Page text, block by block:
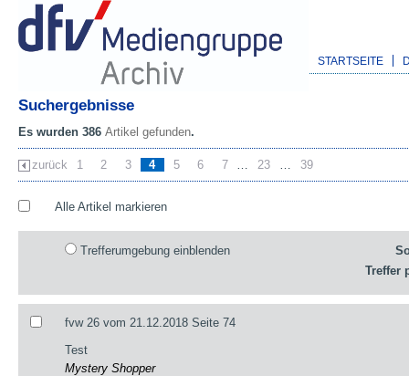
STARTSEITE
Suchergebnisse
Es wurden 386 Artikel gefunden.
zurück 1 2 3 4 5 6 7 … 23 … 39
Alle Artikel markieren
Trefferumgebung einblenden
Treffer
fvw 26 vom 21.12.2018 Seite 74
Test
Mystery Shopper